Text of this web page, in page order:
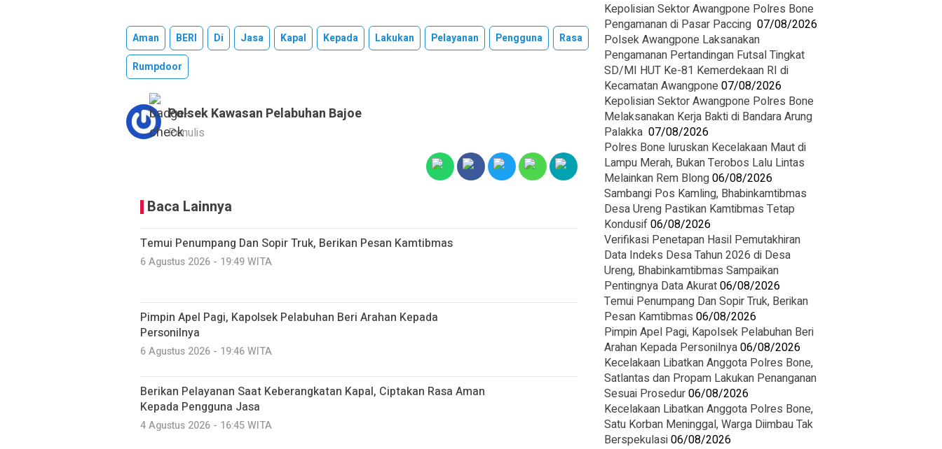
Aman BERI Di Jasa Kapal Kepada Lakukan Pelayanan Pengguna
Rasa
Rumpdoor
Polsek Kawasan Pelabuhan Bajoe
Penulis
Baca Lainnya
Temui Penumpang Dan Sopir Truk, Berikan Pesan Kamtibmas
6 Agustus 2026 - 19:49 WITA
Pimpin Apel Pagi, Kapolsek Pelabuhan Beri Arahan Kepada
Personilnya
6 Agustus 2026 - 19:46 WITA
Berikan Pelayanan Saat Keberangkatan Kapal, Ciptakan Rasa Aman
Kepada Pengguna Jasa
4 Agustus 2026 - 16:45 WITA
Kepolisian Sektor Awangpone Polres Bone
Pengamanan di Pasar Paccing ‎ 07/08/2026
Polsek Awangpone Laksanakan
Pengamanan Pertandingan Futsal Tingkat
SD/MI HUT Ke-81 Kemerdekaan RI di
Kecamatan Awangpone07/08/2026
‎Kepolisian Sektor Awangpone Polres Bone
Melaksanakan Kerja Bakti di Bandara Arung
Palakka ‎ 07/08/2026
Polres Bone luruskan Kecelakaan Maut di
Lampu Merah, Bukan Terobos Lalu Lintas
Melainkan Rem Blong06/08/2026
Sambangi Pos Kamling, Bhabinkamtibmas
Desa Ureng Pastikan Kamtibmas Tetap
Kondusif06/08/2026
Verifikasi Penetapan Hasil Pemutakhiran
Data Indeks Desa Tahun 2026 di Desa
Ureng, Bhabinkamtibmas Sampaikan
Pentingnya Data Akurat06/08/2026
Temui Penumpang Dan Sopir Truk, Berikan
Pesan Kamtibmas 06/08/2026
Pimpin Apel Pagi, Kapolsek Pelabuhan Beri
Arahan Kepada Personilnya06/08/2026
Kecelakaan Libatkan Anggota Polres Bone,
Satlantas dan Propam Lakukan Penanganan
Sesuai Prosedur06/08/2026
Kecelakaan Libatkan Anggota Polres Bone,
Satu Korban Meninggal, Warga Diimbau Tak
Berspekulasi06/08/2026